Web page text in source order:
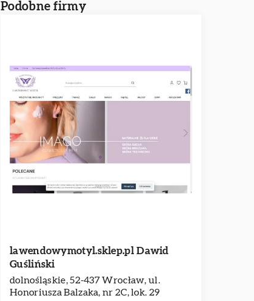
Podobne firmy
lawendowymotyl.sklep.pl Dawid
Guśliński
dolnośląskie, 52-437 Wrocław, ul.
Honoriusza Balzaka, nr 2C, lok. 29